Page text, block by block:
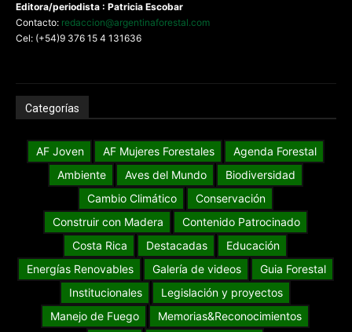
Editora/periodista : Patricia Escobar
Contacto: redaccion@argentinaforestal.com
Cel: (+54)9 376 15 4 131636
Categorías
AF Joven AF Mujeres Forestales
Agenda Forestal
Ambiente
Aves del Mundo
Biodiversidad
Cambio Climático
Conservación
Construir con Madera
Contenido Patrocinado
Costa Rica
Destacadas
Educación
Energías Renovables
Galería de videos
Guia Forestal
Institucionales
Legislación y proyectos
Manejo de Fuego
Memorias&Reconocimientos